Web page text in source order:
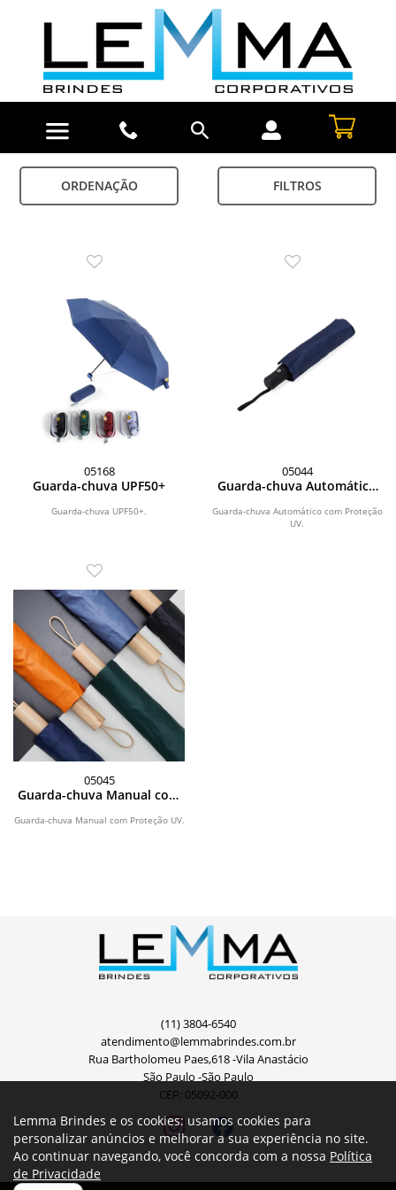
ORDENAÇÃO FILTROS
05168
Guarda-chuva UPF50+
Guarda-chuva UPF50+.
05044
Guarda-chuva Automático
Guarda-chuva Automático com Proteção
UV.
05045
Guarda-chuva Manual com
Guarda-chuva Manual com Proteção UV.
(11) 3804-6540
atendimento@lemmabrindes.com.br
Rua Bartholomeu Paes,618 -Vila Anastácio
São Paulo -São Paulo
CEP: 05092-000
Lemma Brindes e os cookies: usamos cookies para
personalizar anúncios e melhorar a sua experiência no site.
Ao continuar navegando, você concorda com a nossa Política
de Privacidade